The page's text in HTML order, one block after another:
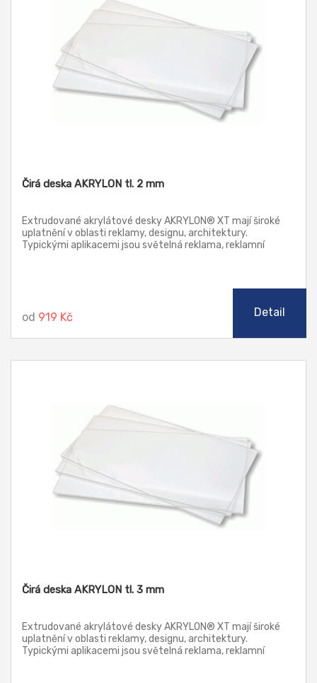
Čirá deska AKRYLON tl. 2 mm
Extrudované akrylátové desky AKRYLON® XT mají široké
uplatnění v oblasti reklamy, designu, architektury.
Typickými aplikacemi jsou světelná reklama, reklamní
od 919 Kč Detail
Čirá deska AKRYLON tl. 3 mm
Extrudované akrylátové desky AKRYLON® XT mají široké
uplatnění v oblasti reklamy, designu, architektury.
Typickými aplikacemi jsou světelná reklama, reklamní